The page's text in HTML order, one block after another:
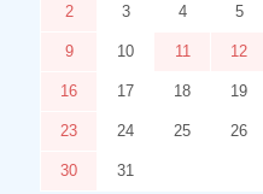
2 3 4 5
9 10 11 12
16 17 18 19
23 24 25 26
30 31